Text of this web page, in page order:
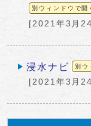
別ウィンドウで開
[2021年3月
浸水ナビ 別ウ
[2021年3月